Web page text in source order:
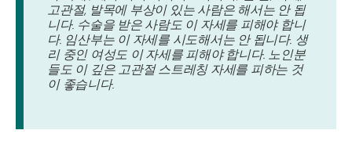
고관절, 발목에 부상이 있는 사람은 해서는 안 됩
니다. 수술을 받은 사람도 이 자세를 피해야 합니
다. 임산부는 이 자세를 시도해서는 안 됩니다. 생
리 중인 여성도 이 자세를 피해야 합니다. 노인분
들도 이 깊은 고관절 스트레칭 자세를 피하는 것
이 좋습니다.